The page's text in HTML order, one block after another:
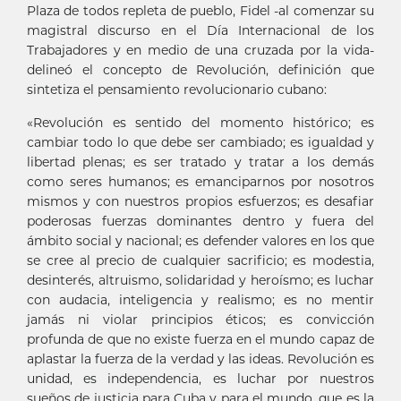
Plaza de todos repleta de pueblo, Fidel -al comenzar su
magistral discurso en el Día Internacional de los
Trabajadores y en medio de una cruzada por la vida-
delineó el concepto de Revolución, definición que
sintetiza el pensamiento revolucionario cubano:
«Revolución es sentido del momento histórico; es
cambiar todo lo que debe ser cambiado; es igualdad y
libertad plenas; es ser tratado y tratar a los demás
como seres humanos; es emanciparnos por nosotros
mismos y con nuestros propios esfuerzos; es desafiar
poderosas fuerzas dominantes dentro y fuera del
ámbito social y nacional; es defender valores en los que
se cree al precio de cualquier sacrificio; es modestia,
desinterés, altruismo, solidaridad y heroísmo; es luchar
con audacia, inteligencia y realismo; es no mentir
jamás ni violar principios éticos; es convicción
profunda de que no existe fuerza en el mundo capaz de
aplastar la fuerza de la verdad y las ideas. Revolución es
unidad, es independencia, es luchar por nuestros